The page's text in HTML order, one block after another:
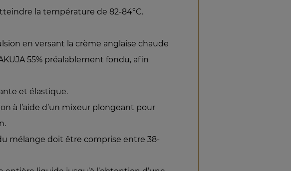
la température de 82-84°C.
en versant la crème anglaise chaude
55% préalablement fondu, afin
et élastique.
à l’aide d’un mixeur plongeant pour
mélange doit être comprise entre 38-